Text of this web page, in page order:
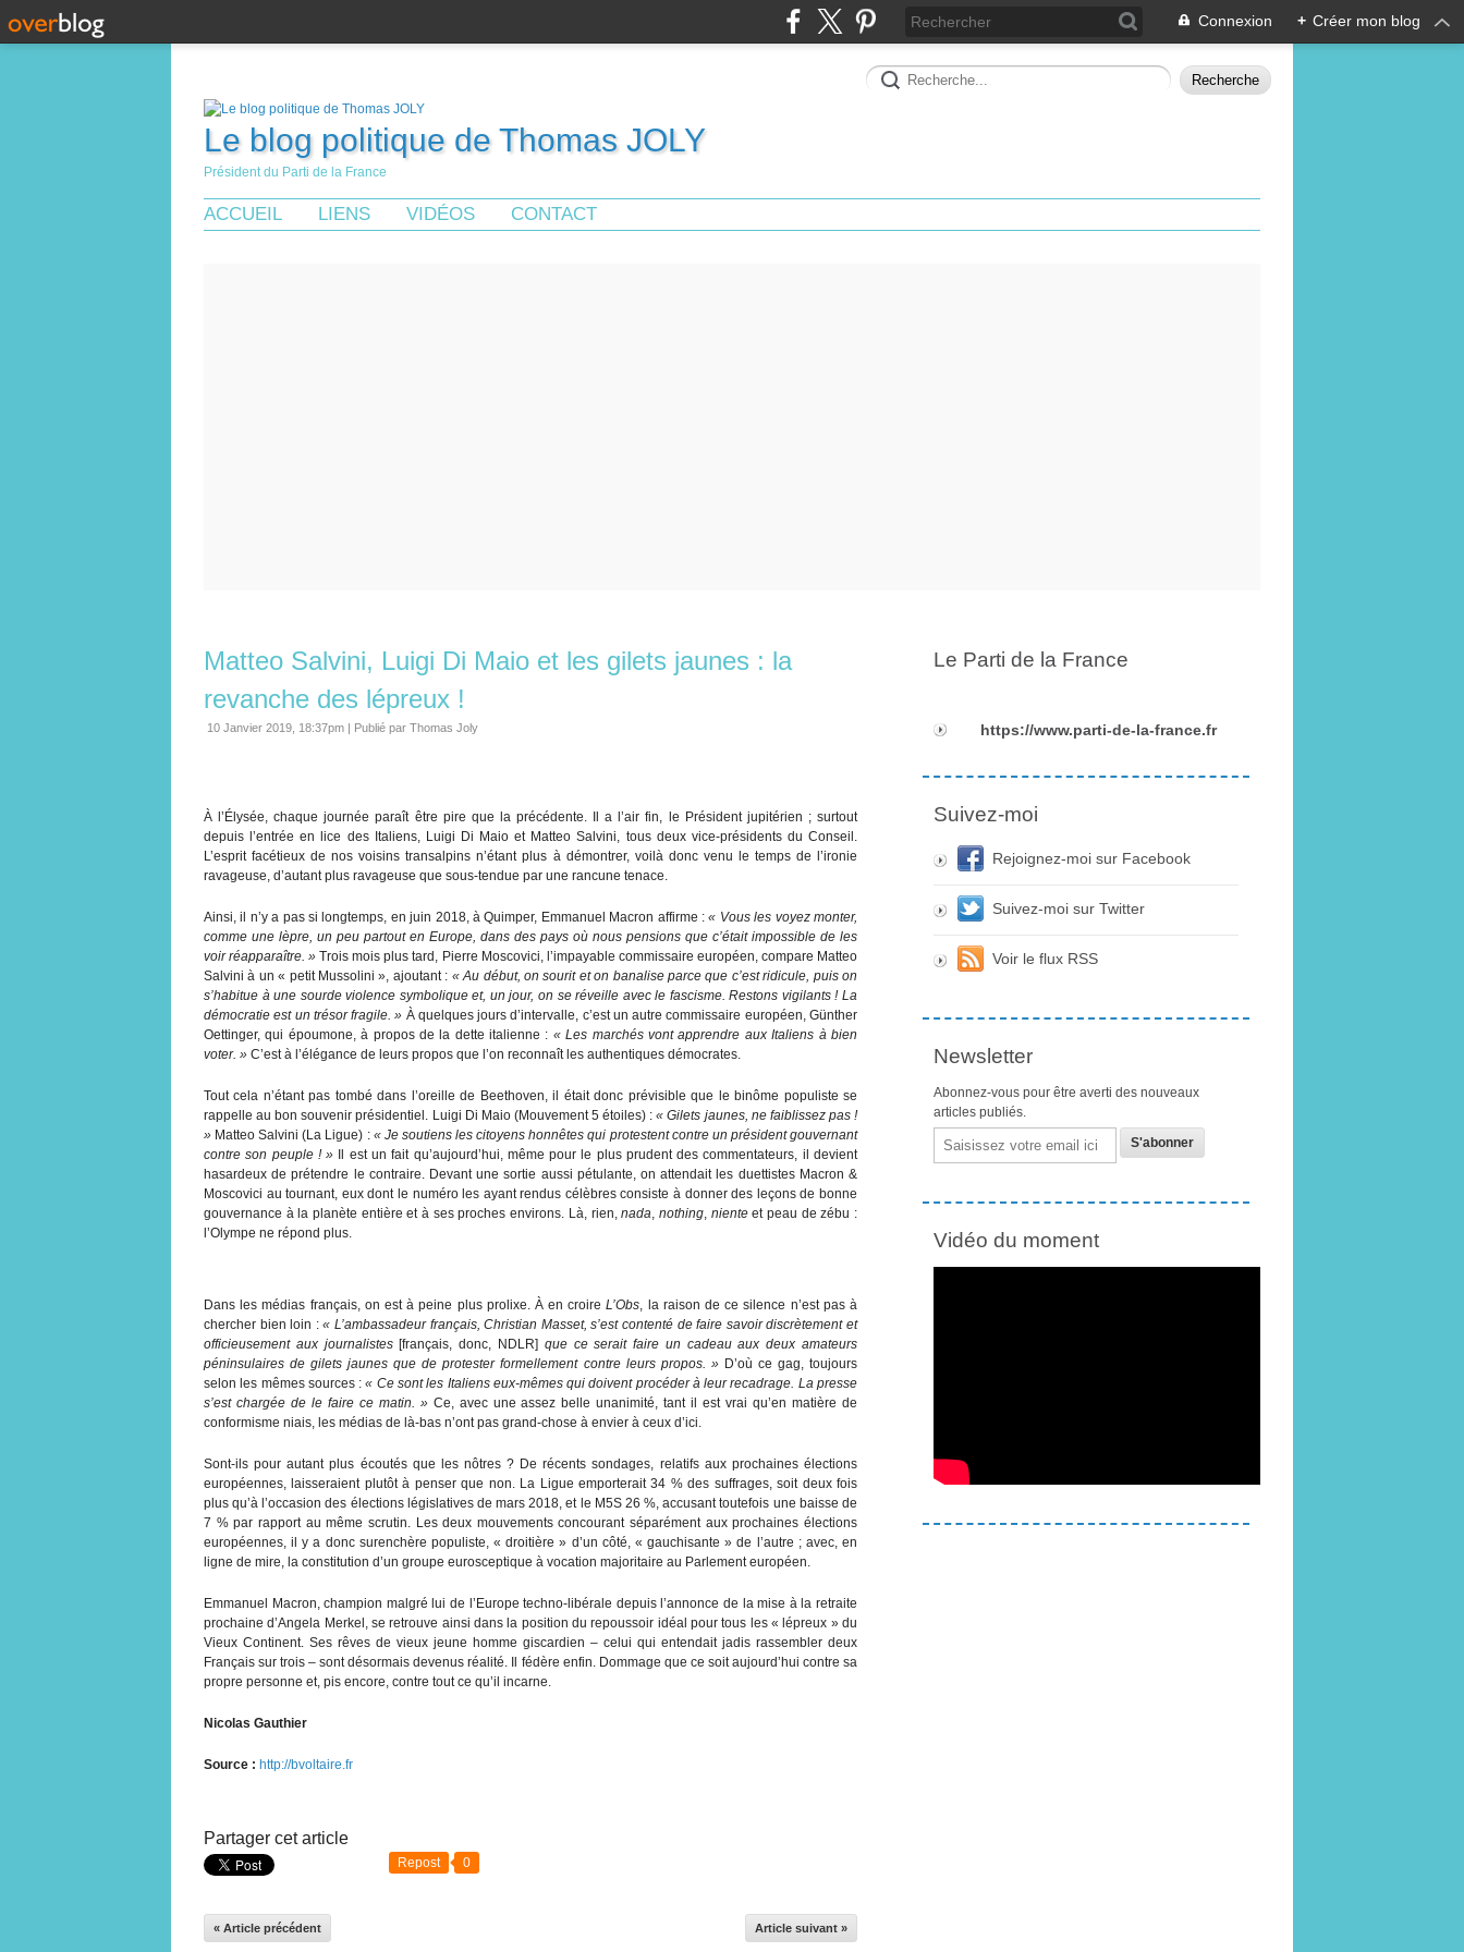
Connexion + Créer mon blog
Le blog politique de Thomas JOLY
Président du Parti de la France
ACCUEIL LIENS VIDÉOS CONTACT
Matteo Salvini, Luigi Di Maio et les gilets jaunes : la
revanche des lépreux !
10 Janvier 2019, 18:37pm | Publié par Thomas Joly
À l’Élysée, chaque journée paraît être pire que la précédente. Il a l’air fin, le Président jupitérien ; surtout
depuis l’entrée en lice des Italiens, Luigi Di Maio et Matteo Salvini, tous deux vice-présidents du Conseil.
L’esprit facétieux de nos voisins transalpins n’étant plus à démontrer, voilà donc venu le temps de l’ironie
ravageuse, d’autant plus ravageuse que sous-tendue par une rancune tenace.
Ainsi, il n’y a pas si longtemps, en juin 2018, à Quimper, Emmanuel Macron affirme :« Vous les voyez monter,
comme une lèpre, un peu partout en Europe, dans des pays où nous pensions que c’était impossible de les
voir réapparaître. » Trois mois plus tard, Pierre Moscovici, l’impayable commissaire européen, compare Matteo
Salvini à un « petit Mussolini », ajoutant : « Au début, on sourit et on banalise parce que c’est ridicule, puis on
s’habitue à une sourde violence symbolique et, un jour, on se réveille avec le fascisme. Restons vigilants ! La
démocratie est un trésor fragile. » À quelques jours d’intervalle, c’est un autre commissaire européen, Günther
Oettinger, qui époumone, à propos de la dette italienne : « Les marchés vont apprendre aux Italiens à bien
voter. » C’est à l’élégance de leurs propos que l’on reconnaît les authentiques démocrates.
Tout cela n’étant pas tombé dans l’oreille de Beethoven, il était donc prévisible que le binôme populiste se
rappelle au bon souvenir présidentiel. Luigi Di Maio (Mouvement 5 étoiles) :« Gilets jaunes, ne faiblissez pas !
» Matteo Salvini (La Ligue) : « Je soutiens les citoyens honnêtes qui protestent contre un président gouvernant
contre son peuple ! » Il est un fait qu’aujourd’hui, même pour le plus prudent des commentateurs, il devient
hasardeux de prétendre le contraire. Devant une sortie aussi pétulante, on attendait les duettistes Macron &
Moscovici au tournant, eux dont le numéro les ayant rendus célèbres consiste à donner des leçons de bonne
gouvernance à la planète entière et à ses proches environs. Là, rien,nada, nothing, nienteet peau de zébu :
l’Olympe ne répond plus.
Dans les médias français, on est à peine plus prolixe. À en croireL’Obs, la raison de ce silence n’est pas à
chercher bien loin :« L’ambassadeur français, Christian Masset, s’est contenté de faire savoir discrètement et
officieusement aux journalistes[français, donc, NDLR] que ce serait faire un cadeau aux deux amateurs
péninsulaires de gilets jaunes que de protester formellement contre leurs propos. »D’où ce gag, toujours
selon les mêmes sources :« Ce sont les Italiens eux-mêmes qui doivent procéder à leur recadrage. La presse
s’est chargée de le faire ce matin. »Ce, avec une assez belle unanimité, tant il est vrai qu’en matière de
conformisme niais, les médias de là-bas n’ont pas grand-chose à envier à ceux d’ici.
Sont-ils pour autant plus écoutés que les nôtres ? De récents sondages, relatifs aux prochaines élections
européennes, laisseraient plutôt à penser que non. La Ligue emporterait 34 % des suffrages, soit deux fois
plus qu’à l’occasion des élections législatives de mars 2018, et le M5S 26 %, accusant toutefois une baisse de
7 % par rapport au même scrutin. Les deux mouvements concourant séparément aux prochaines élections
européennes, il y a donc surenchère populiste, « droitière » d’un côté, « gauchisante » de l’autre ; avec, en
ligne de mire, la constitution d’un groupe eurosceptique à vocation majoritaire au Parlement européen.
Emmanuel Macron, champion malgré lui de l’Europe techno-libérale depuis l’annonce de la mise à la retraite
prochaine d’Angela Merkel, se retrouve ainsi dans la position du repoussoir idéal pour tous les « lépreux » du
Vieux Continent. Ses rêves de vieux jeune homme giscardien – celui qui entendait jadis rassembler deux
Français sur trois – sont désormais devenus réalité. Il fédère enfin. Dommage que ce soit aujourd’hui contre sa
propre personne et, pis encore, contre tout ce qu’il incarne.
Nicolas Gauthier
Source : http://bvoltaire.fr
Partager cet article
Repost 0
« Article précédent Article suivant »
Le Parti de la France
https://www.parti-de-la-france.fr
Suivez-moi
Rejoignez-moi sur Facebook
Suivez-moi sur Twitter
Voir le flux RSS
Newsletter
Abonnez-vous pour être averti des nouveaux
articles publiés.
Email
Vidéo du moment